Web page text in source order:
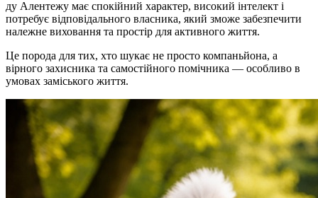
ду Алентежу має спокійний характер, високий інтелект і
потребує відповідального власника, який зможе забезпечити
належне виховання та простір для активного життя.
Це порода для тих, хто шукає не просто компаньйона, а
вірного захисника та самостійного помічника — особливо в
умовах заміського життя.